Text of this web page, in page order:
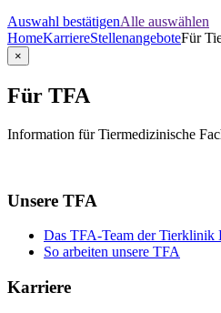
Auswahl bestätigenAlle auswählen
HomeKarriereStellenangeboteFür
×
Für TFA
Information für Tiermedizinische
Unsere TFA
Das TFA-Team der Tierklinik
So arbeiten unsere TFA
Karriere